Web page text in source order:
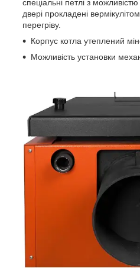
спеціальні петлі з
двері прокладені
перегріву.
Корпус котла утеплений
Можливість установки